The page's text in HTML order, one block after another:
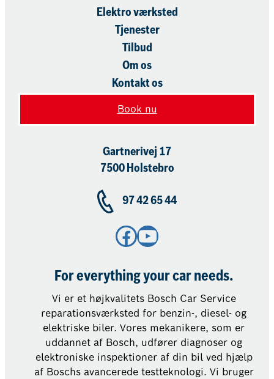
Elektro værksted
Tjenester
Tilbud
Om os
Kontakt os
Book nu
Gartnerivej 17
7500 Holstebro
97 42 65 44
Facebook YouTube
For everything your car needs.
Vi er et højkvalitets Bosch Car Service
reparationsværksted for benzin-, diesel- og
elektriske biler. Vores mekanikere, som er
uddannet af Bosch, udfører diagnoser og
elektroniske inspektioner af din bil ved hjælp
af Boschs avancerede testteknologi. Vi bruger